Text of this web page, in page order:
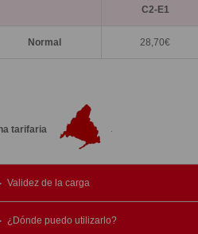
C2-E1
Normal 28,70€
tarifaria
Validez de la carga
¿Dónde puedo utilizarlo?